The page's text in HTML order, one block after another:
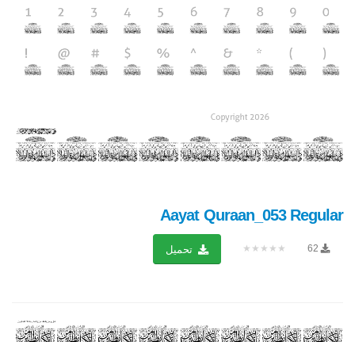
Aayat Quraan_053 Regular
62
★★★★★ تحميل